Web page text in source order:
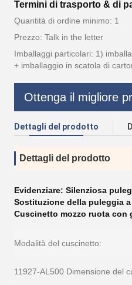
Termini di trasporto & di
Quantità di ordine minimo: 1
Prezzo: Talk in the letter
Imballaggi particolari: 1)
+ imballaggio in scatola di
Ottenga il migliore
Dettagli del prodotto
Dettagli del prodotto
Evidenziare: Silenziosa
Sostituzione della puleggia
Cuscinetto mozzo ruota con
Modalità del cuscinetto:
11927-AL500 Dimensione del